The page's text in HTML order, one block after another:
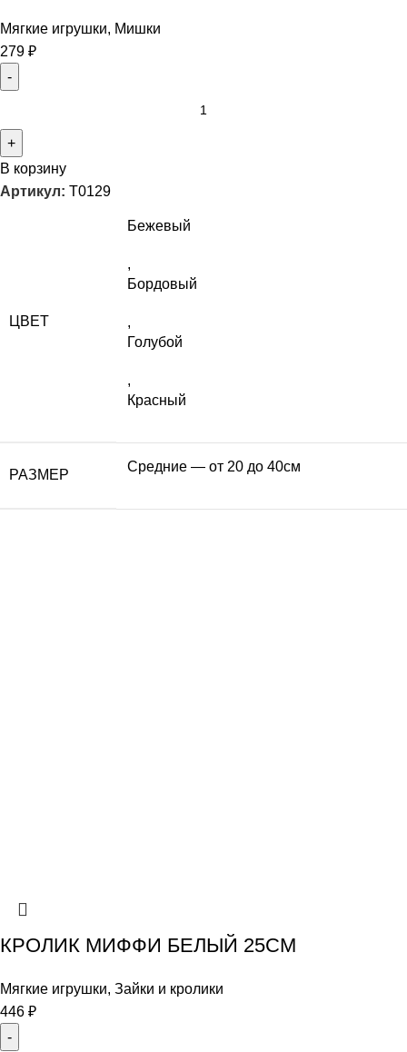
Мягкие игрушки, Мишки
279 ₽
В корзину
Артикул: T0129
ЦВЕТ
Бежевый
,
Бордовый
,
Голубой
,
Красный
РАЗМЕР
Средние — от 20 до 40см
КРОЛИК МИФФИ БЕЛЫЙ 25СМ
Мягкие игрушки, Зайки и кролики
446 ₽